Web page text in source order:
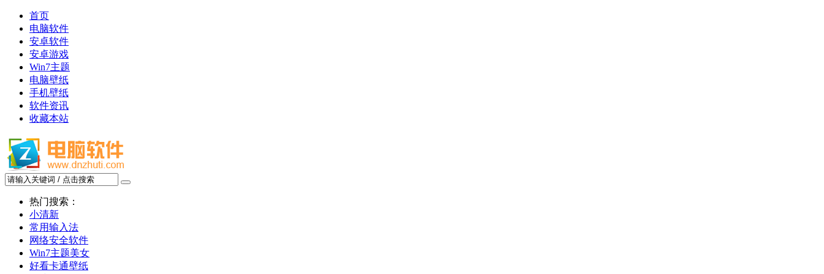
首页
电脑软件
安卓软件
安卓游戏
Win7主题
电脑壁纸
手机壁纸
软件资讯
收藏本站
热门搜索：
小清新
常用输入法
网络安全软件
Win7主题美女
好看卡通壁纸